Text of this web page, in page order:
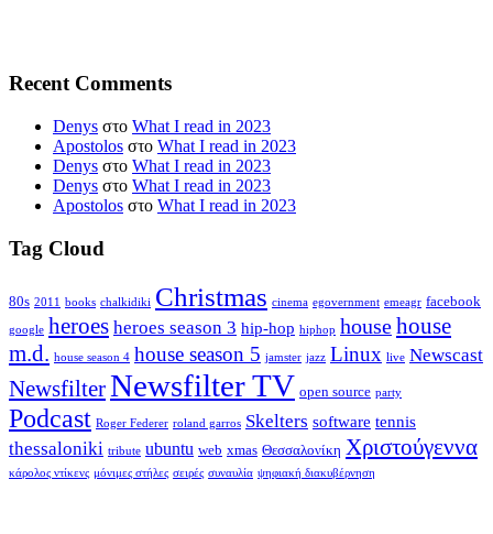
Recent Comments
Denys στο What I read in 2023
Apostolos στο What I read in 2023
Denys στο What I read in 2023
Denys στο What I read in 2023
Apostolos στο What I read in 2023
Tag Cloud
80s 2011 books chalkidiki Christmas cinema egovernment emeagr facebook
google heroes heroes season 3 hip-hop hiphop househouse
m.d. house season 4 house season 5 jamster jazz Linux live Newscast
NewsfilterNewsfilter TV open source party
Podcast Roger Federer roland garros Skelters software tennis
thessaloniki tribute ubuntu web xmas Θεσσαλονίκη Χριστούγεννα
κάρολος ντίκενς μόνιμες στήλες σειρές συναυλία ψηφιακή διακυβέρνηση